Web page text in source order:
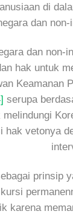
di
dan
dan
hak untuk
serupa
vetonya